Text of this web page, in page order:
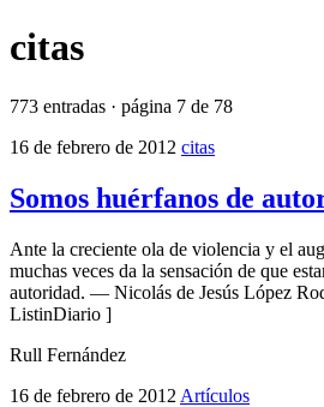
citas
773 entradas · página 7 de 78
16 de febrero de 2012 citas
Somos huérfanos de
Ante la creciente ola de violencia y el
muchas veces da la sensación de que
autoridad. — Nicolás de Jesús López
ListinDiario ]
Rull Fernández
16 de febrero de 2012 Artículos